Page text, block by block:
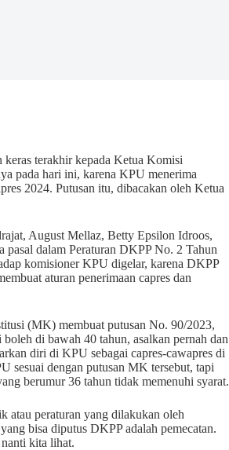
terakhir kepada Ketua Komisi
pada hari ini, karena KPU menerima
2024. Putusan itu, dibacakan oleh Ketua
August Mellaz, Betty Epsilon Idroos,
dalam Peraturan DKPP No. 2 Tahun
komisioner KPU digelar, karena DKPP
aturan penerimaan capres dan
(MK) membuat putusan No. 90/2023,
di bawah 40 tahun, asalkan pernah dan
diri di KPU sebagai capres-cawapres di
sesuai dengan putusan MK tersebut, tapi
berumur 36 tahun tidak memenuhi syarat.
atau peraturan yang dilakukan oleh
bisa diputus DKPP adalah pemecatan.
kita lihat.